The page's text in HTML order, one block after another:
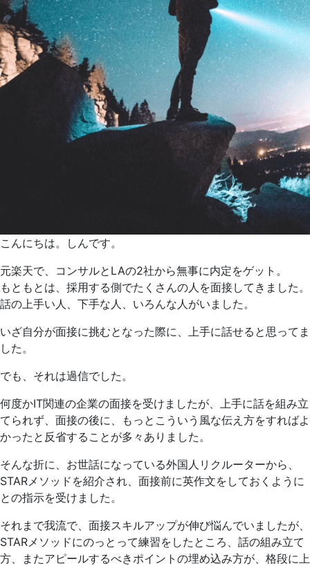
こんにちは。しんです。
元楽天で、コンサルとLAの2社から無事に内定をゲット。
もともとは、採用する側でたくさんの人を面接してきました。
話の上手い人、下手な人、いろんな人がいました。
いざ自分が面接に挑むとなった際に、上手に話せると思ってま
した。
でも、それは過信でした。
何度かIT関連の企業の面接を受けましたが、上手に話を組み立
てられず、面接の後に、もっとこういう風な伝え方をすればよ
かったと反省することが多々ありました。
そんな折に、お世話になっている外国人リクルーターから、
STARメソッドを紹介され、面接前に英作文をしておくように
との指示を受けました。
それまで我流で、面接スキルアップが伸び悩んでいましたが、
STARメソッドにのっとって練習をしたところ、話の組み立て
方、またアピールするべきポイントの埋め込み方が、格段に上